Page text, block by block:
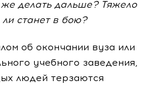
делать дальше? Тяжело
станет в бою?
об окончании вуза или
учебного заведения,
людей терзаются